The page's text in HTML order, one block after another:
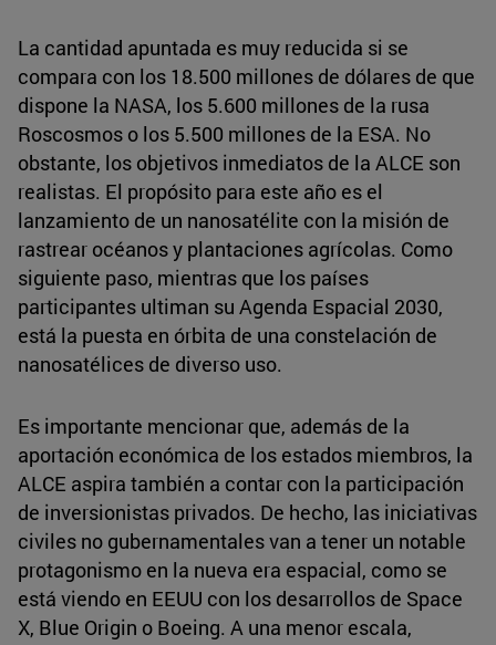
La cantidad apuntada es muy reducida si se
compara con los 18.500 millones de dólares de que
dispone la NASA, los 5.600 millones de la rusa
Roscosmos o los 5.500 millones de la ESA. No
obstante, los objetivos inmediatos de la ALCE son
realistas. El propósito para este año es el
lanzamiento de un nanosatélite con la misión de
rastrear océanos y plantaciones agrícolas. Como
siguiente paso, mientras que los países
participantes ultiman su Agenda Espacial 2030,
está la puesta en órbita de una constelación de
nanosatélices de diverso uso.
Es importante mencionar que, además de la
aportación económica de los estados miembros, la
ALCE aspira también a contar con la participación
de inversionistas privados. De hecho, las iniciativas
civiles no gubernamentales van a tener un notable
protagonismo en la nueva era espacial, como se
está viendo en EEUU con los desarrollos de Space
X, Blue Origin o Boeing. A una menor escala,